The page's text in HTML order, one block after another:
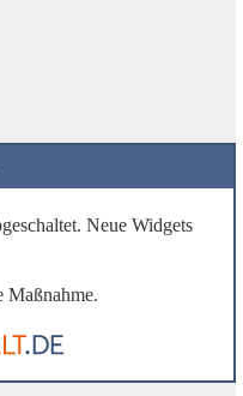
Neue Widgets
Maßnahme.